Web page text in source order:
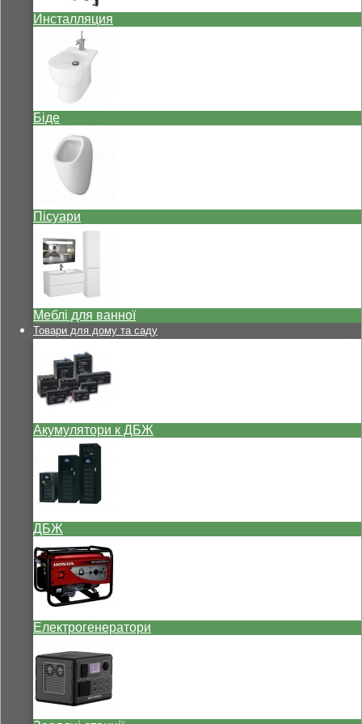
Инсталляция
Біде
Пісуари
Меблі для ванної
Товари для дому та саду
Акумулятори к ДБЖ
ДБЖ
Електрогенератори